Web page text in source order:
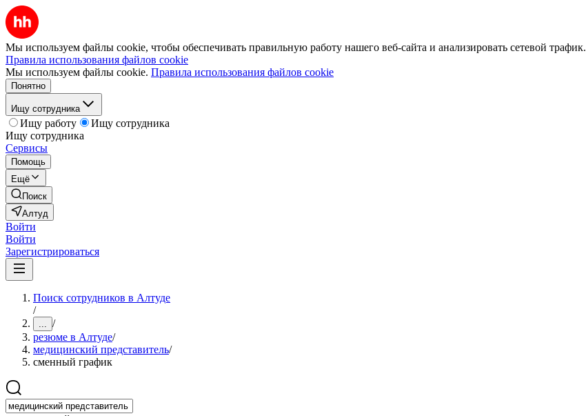
Мы используем файлы cookie, чтобы обеспечивать правильную работу нашего веб-сайта и анализировать сетевой трафик.
Правила использования файлов cookie
Мы используем файлы cookie. Правила использования файлов cookie
Понятно
Ищу сотрудника
Ищу работу
Ищу сотрудника
Ищу сотрудника
Сервисы
Помощь
Ещё
Поиск
Алтуд
Войти
Войти
Зарегистрироваться
Поиск сотрудников в Алтуде
/
... /
резюме в Алтуде/
медицинский представитель/
сменный график